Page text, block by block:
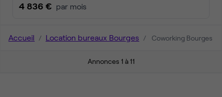
4 836 € par mois
Accueil Location bureaux Bourges Coworking Bourges
Annonces 1 à 11